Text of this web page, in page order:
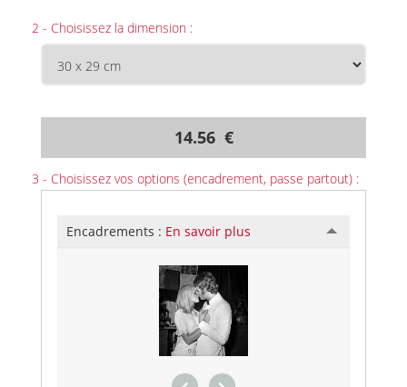
2 - Choisissez la dimension :
14.56 €
3 - Choisissez vos options (encadrement, passe partout) :
Encadrements : En savoir plus